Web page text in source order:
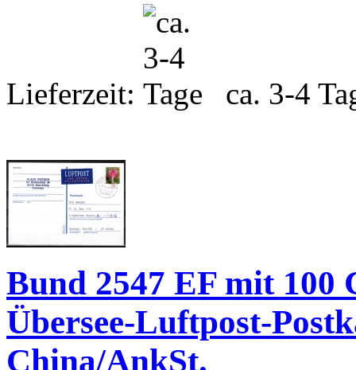
Lieferzeit: ca. 3-4
Bund 2547 EF mit 100
Übersee-Luftpost-
China/AnkSt.